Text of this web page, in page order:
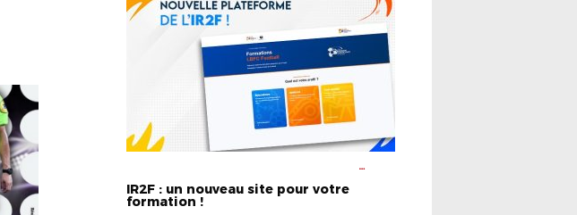
IR2F : un nouveau site pour votre
formation !